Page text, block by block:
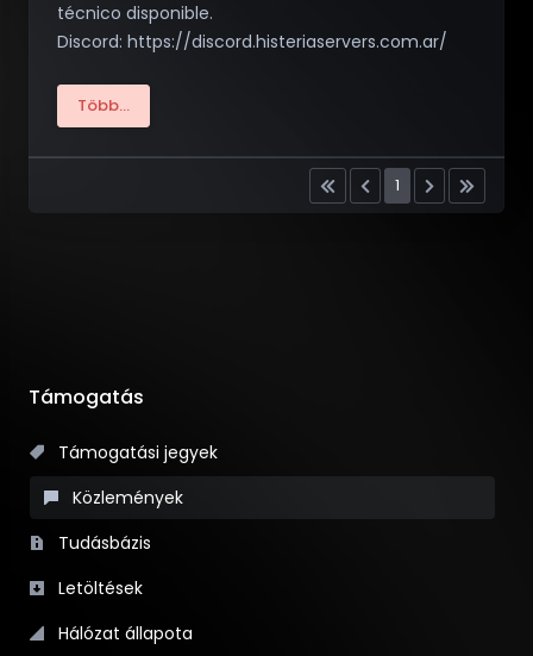
Támogatás
Támogatási jegyek
Közlemények
Tudásbázis
Letöltések
Hálózat állapota
técnico disponible.
Discord: https://discord.histeriaservers.com.ar/
Több...
1